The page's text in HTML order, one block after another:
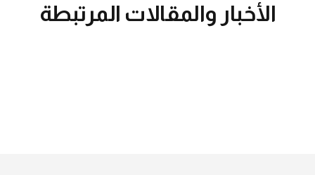
الأخبار والمقالات المرتبطة